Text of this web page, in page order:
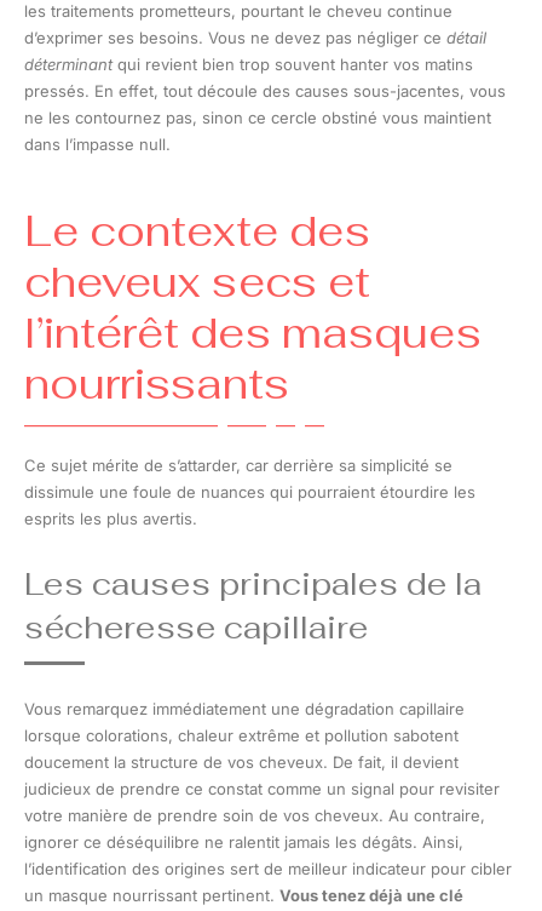
les traitements prometteurs, pourtant le cheveu continue
d’exprimer ses besoins. Vous ne devez pas négliger ce détail
déterminantqui revient bien trop souvent hanter vos matins
pressés. En effet, tout découle des causes sous-jacentes, vous
ne les contournez pas, sinon ce cercle obstiné vous maintient
dans l’impasse null.
Le contexte des
cheveux secs et
l’intérêt des masques
nourrissants
Ce sujet mérite de s’attarder, car derrière sa simplicité se
dissimule une foule de nuances qui pourraient étourdire les
esprits les plus avertis.
Les causes principales de la
sécheresse capillaire
Vous remarquez immédiatement une dégradation capillaire
lorsque colorations, chaleur extrême et pollution sabotent
doucement la structure de vos cheveux. De fait, il devient
judicieux de prendre ce constat comme un signal pour revisiter
votre manière de prendre soin de vos cheveux. Au contraire,
ignorer ce déséquilibre ne ralentit jamais les dégâts. Ainsi,
l’identification des origines sert de meilleur indicateur pour cibler
un masque nourrissant pertinent. Vous tenez déjà une clé